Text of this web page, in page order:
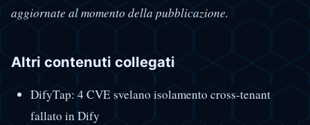
aggiornate al momento della pubblicazione.
Altri contenuti collegati
DifyTap: 4 CVE svelano isolamento cross-tenant
fallato in Dify